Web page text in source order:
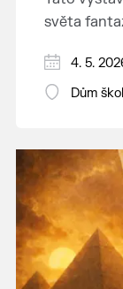
světa
vlastní
světa
Děkujeme
nápaditost,
inspirují a
4. 5.
Dům